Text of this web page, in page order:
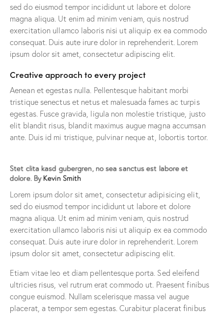
sed do eiusmod tempor incididunt ut labore et dolore
magna aliqua. Ut enim ad minim veniam, quis nostrud
exercitation ullamco laboris nisi ut aliquip ex ea commodo
consequat. Duis aute irure dolor in reprehenderit. Lorem
ipsum dolor sit amet, consectetur adipiscing elit.
Creative approach to every project
Aenean et egestas nulla. Pellentesque habitant morbi
tristique senectus et netus et malesuada fames ac turpis
egestas. Fusce gravida, ligula non molestie tristique, justo
elit blandit risus, blandit maximus augue magna accumsan
ante. Duis id mi tristique, pulvinar neque at, lobortis tortor.
Stet clita kasd gubergren, no sea sanctus est labore et
dolore. ByKevin Smith
Lorem ipsum dolor sit amet, consectetur adipisicing elit,
sed do eiusmod tempor incididunt ut labore et dolore
magna aliqua. Ut enim ad minim veniam, quis nostrud
exercitation ullamco laboris nisi ut aliquip ex ea commodo
consequat. Duis aute irure dolor in reprehenderit. Lorem
ipsum dolor sit amet, consectetur adipiscing elit.
Etiam vitae leo et diam pellentesque porta. Sed eleifend
ultricies risus, vel rutrum erat commodo ut. Praesent finibus
congue euismod. Nullam scelerisque massa vel augue
placerat, a tempor sem egestas. Curabitur placerat finibus